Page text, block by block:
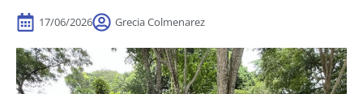
17/06/2026 Grecia Colmenarez